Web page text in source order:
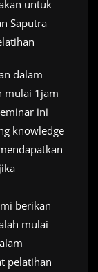
untuk
Saputra
dalam
mulai 1jam
ini
knowledge
berikan
mulai
pelatihan